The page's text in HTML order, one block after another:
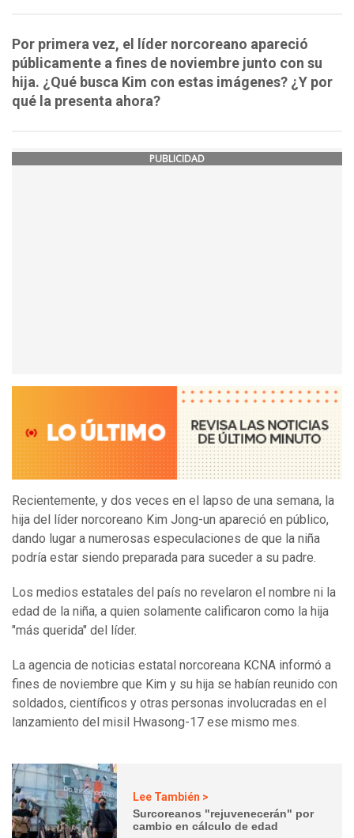
Por primera vez, el líder norcoreano apareció
públicamente a fines de noviembre junto con su
hija. ¿Qué busca Kim con estas imágenes? ¿Y por
qué la presenta ahora?
PUBLICIDAD
Recientemente, y dos veces en el lapso de una semana, la
hija del líder norcoreano Kim Jong-un apareció en público,
dando lugar a numerosas especulaciones de que la niña
podría estar siendo preparada para suceder a su padre.
Los medios estatales del país no revelaron el nombre ni la
edad de la niña, a quien solamente calificaron como la hija
"más querida" del líder.
La agencia de noticias estatal norcoreana KCNA informó a
fines de noviembre que Kim y su hija se habían reunido con
soldados, científicos y otras personas involucradas en el
lanzamiento del misil Hwasong-17 ese mismo mes.
Lee También >
Surcoreanos "rejuvenecerán" por
cambio en cálculo de edad